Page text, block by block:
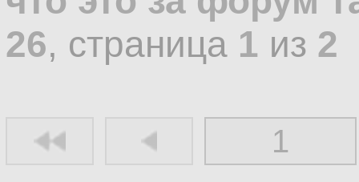
26, страница 1 из 2
1